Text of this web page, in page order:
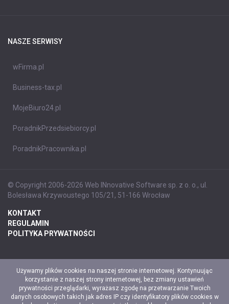
NASZE SERWISY
wFirma.pl
Business-tax.pl
MojeBiuro24.pl
PoradnikPrzedsiebiorcy.pl
PoradnikPracownika.pl
© Copyright 2006-2026 Web INnovative Software sp. z o. o., ul.
Bolesława Krzywoustego 105/21, 51-166 Wrocław
KONTAKT
REGULAMIN
POLITYKA PRYWATNOŚCI
Używamy plików cookies na naszej stronie internetowej. Kontynuując
korzystanie z naszej strony internetowej, bez zmiany ustawień
prywatności przeglądarki, wyrażasz zgodę na przetwarzanie Twoich
danych osobowych takich jak adres IP czy identyfikatory plików cookies w